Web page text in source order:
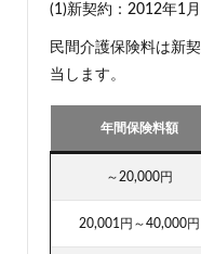
(1)新契約：2012年1
民間介護保険料は新
当します。
年間保険料額
～20,000円
20,001円～40,000円